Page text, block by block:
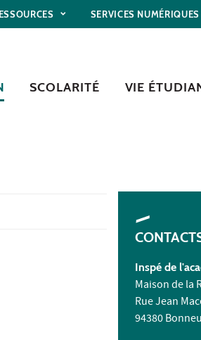
SERVICES NUMÉRIQUES
SCOLARITÉ VIE
Inspé de
Maison de la
Rue Jean
94380